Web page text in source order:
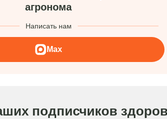
агронома
Написать нам
Max
подписчиков